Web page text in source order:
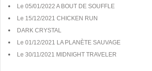
Le 05/01/2022 A BOUT DE SOUFFLE
Le 15/12/2021 CHICKEN RUN
DARK CRYSTAL
Le 01/12/2021 LA PLANÈTE SAUVAGE
Le 30/11/2021 MIDNIGHT TRAVELER